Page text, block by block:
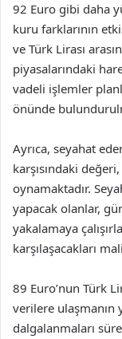
92 Euro gibi daha
kuru farklarının
ve Türk Lirası
piyasalarındaki
vadeli işlemler
önünde
Ayrıca, seyahat
karşısındaki
oynamaktadır.
yapacak olanlar,
yakalamaya
karşılaşacakları
89 Euro’nun Türk
verilere ulaşmanın
dalgalanmaları